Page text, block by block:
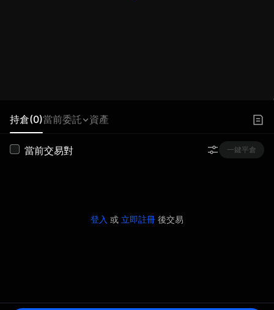
持倉(0)當前委託 資產
當前交易對 一鍵平倉
登入 或 立即註冊 後交易